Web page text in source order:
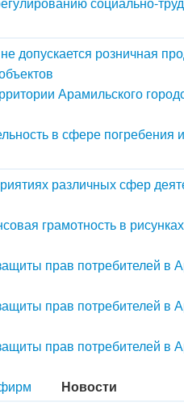
допускается розничная
Арамильского
в сфере погребения
различных сфер
грамотность в
прав потребителей в
прав потребителей в
прав потребителей в
Новости